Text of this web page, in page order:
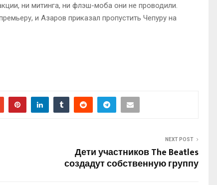
ни митинга, ни флэш-моба они не проводили.
и Азаров приказал пропустить Чепуру на
NEXT POST
Дети участников The Beatles
создадут собственную группу